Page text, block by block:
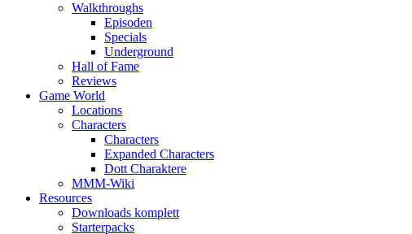
Walkthroughs
Episoden
Specials
Underground
Hall of Fame
Reviews
Game World
Locations
Characters
Characters
Expanded Characters
Dott Charaktere
MMM-Wiki
Resources
Downloads komplett
Starterpacks